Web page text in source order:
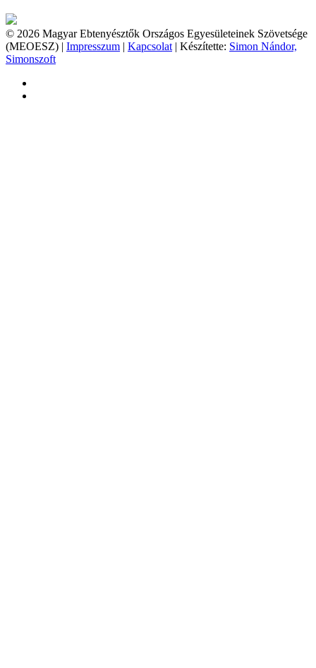
© 2026 Magyar Ebtenyésztők Országos Egyesületeinek Szövetsége
(MEOESZ) | Impresszum | Kapcsolat | Készítette: Simon Nándor,
Simonszoft